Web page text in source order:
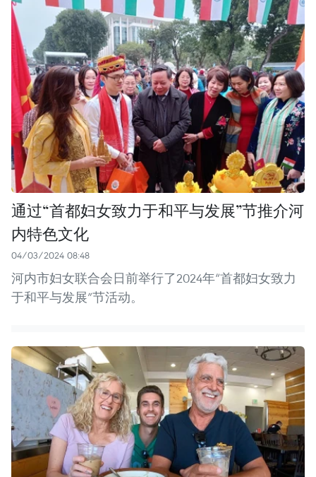
通过“首都妇女致力于和平与发展”节推介河
内特色文化
04/03/2024 08:48
河内市妇女联合会日前举行了2024年“首都妇女致力
于和平与发展”节活动。